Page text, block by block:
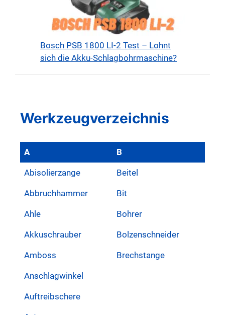
Bosch PSB 1800 LI-2 Test – Lohnt
sich die Akku-Schlagbohrmaschine?
Werkzeugverzeichnis
A
Abisolierzange
Abbruchhammer
Ahle
Akkuschrauber
Amboss
Anschlagwinkel
Auftreibschere
B
Beitel
Bit
Bohrer
Bolzenschneider
Brechstange